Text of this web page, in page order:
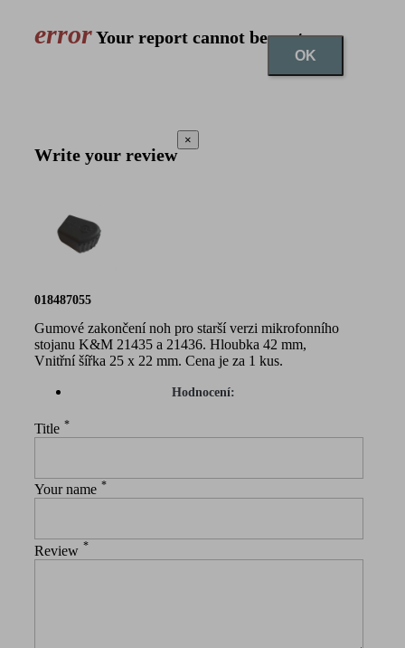
errorYour report cannot be sent
OK
Write your review
×
018487055
Gumové zakončení noh pro starší verzi mikrofonního
stojanu K&M 21435 a 21436. Hloubka 42 mm,
Vnitřní šířka 25 x 22 mm. Cena je za 1 kus.
Hodnocení:
Title *
Your name *
Review *